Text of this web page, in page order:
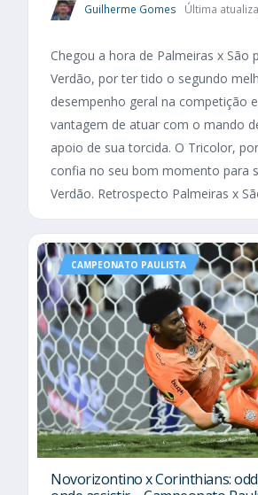
Guilherme Gomes Última
Chegou a hora de Palmeiras x São
Verdão, por ter tido o segundo
desempenho geral na competição
vantagem de atuar com o mando
apoio de sua torcida. O Tricolor,
confia no seu bom momento para
Verdão. Retrospecto Palmeiras x
CAMPEONATO PAULISTA
Novorizontino x Corinthians: